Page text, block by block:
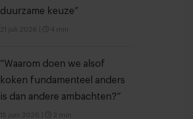
duurzame keuze”
21 juli 2026 4 min
“Waarom doen we alsof
koken fundamenteel anders
is dan andere ambachten?”
15 juni 2026 2 min